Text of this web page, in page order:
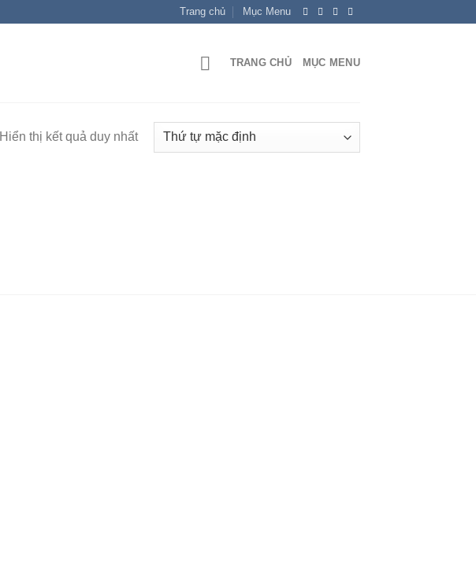
Trang chủ Mục Menu
TRANG CHỦ MỤC MENU
Hiển thị kết quả duy nhất